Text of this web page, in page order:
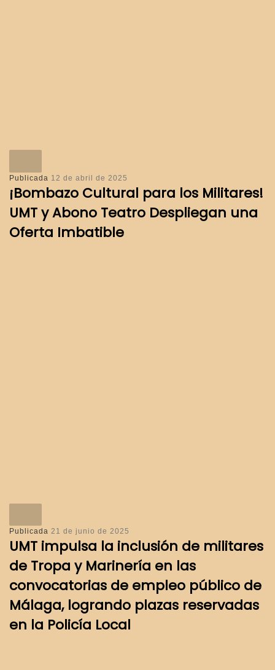
Publicada 12 de abril de 2025
¡Bombazo Cultural para los Militares!
UMT y Abono Teatro Despliegan una
Oferta Imbatible
Publicada 21 de junio de 2025
UMT impulsa la inclusión de militares
de Tropa y Marinería en las
convocatorias de empleo público de
Málaga, logrando plazas reservadas
en la Policía Local